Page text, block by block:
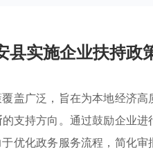
县实施企业扶持政
盖广泛，旨在为本地经济
的支持方向。通过鼓励企业
优化政务服务流程，简化